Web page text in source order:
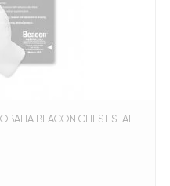
BEACON CHEST SEAL